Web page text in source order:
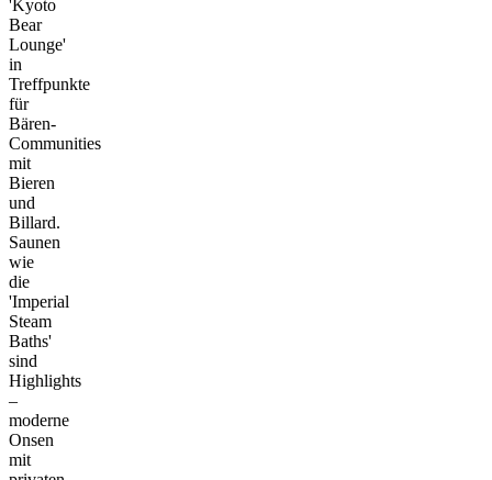
'Kyoto
Bear
Lounge'
in
Treffpunkte
für
Bären-
Communities
mit
Bieren
und
Billard.
Saunen
wie
die
'Imperial
Steam
Baths'
sind
Highlights
–
moderne
Onsen
mit